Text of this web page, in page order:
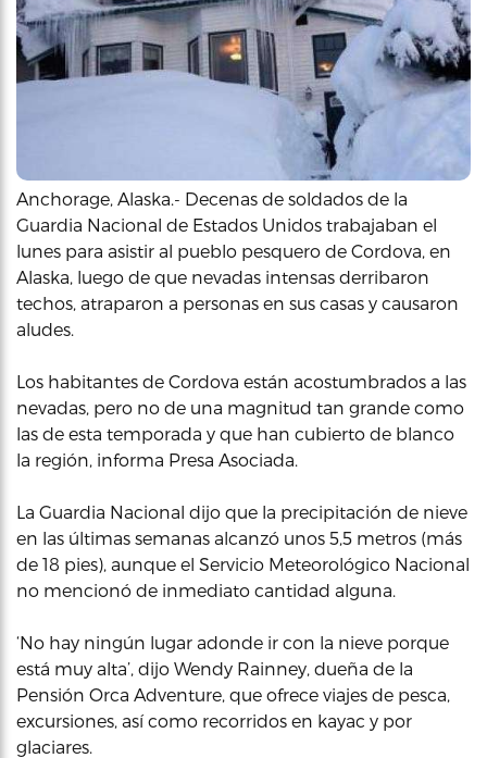
Anchorage, Alaska.- Decenas de soldados de la
Guardia Nacional de Estados Unidos trabajaban el
lunes para asistir al pueblo pesquero de Cordova, en
Alaska, luego de que nevadas intensas derribaron
techos, atraparon a personas en sus casas y causaron
aludes.
Los habitantes de Cordova están acostumbrados a las
nevadas, pero no de una magnitud tan grande como
las de esta temporada y que han cubierto de blanco
la región, informa Presa Asociada.
La Guardia Nacional dijo que la precipitación de nieve
en las últimas semanas alcanzó unos 5,5 metros (más
de 18 pies), aunque el Servicio Meteorológico Nacional
no mencionó de inmediato cantidad alguna.
‘No hay ningún lugar adonde ir con la nieve porque
está muy alta’, dijo Wendy Rainney, dueña de la
Pensión Orca Adventure, que ofrece viajes de pesca,
excursiones, así como recorridos en kayac y por
glaciares.